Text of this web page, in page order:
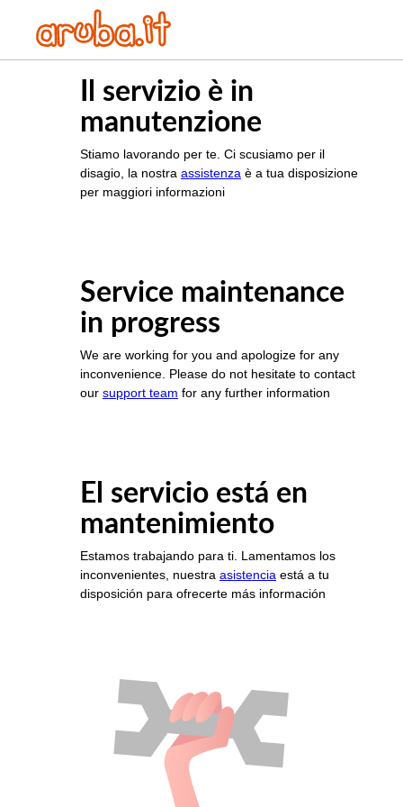
Il servizio è in
manutenzione
Stiamo lavorando per te. Ci scusiamo per il
disagio, la nostra assistenza è a tua disposizione
per maggiori informazioni
Service maintenance
in progress
We are working for you and apologize for any
inconvenience. Please do not hesitate to contact
our support team for any further information
El servicio está en
mantenimiento
Estamos trabajando para ti. Lamentamos los
inconvenientes, nuestra asistencia está a tu
disposición para ofrecerte más información